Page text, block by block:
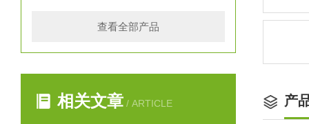
查看全部产品
相关文章 / ARTICLE 产